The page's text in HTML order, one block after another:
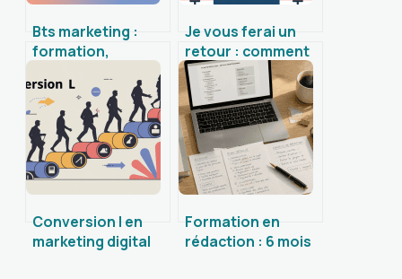
Bts marketing :
formation,
débouchés et
conseils pour
réussir
Je vous ferai un
retour : comment
l’utiliser avec tact
et précision
Conversion l en
marketing digital
Formation en
rédaction : 6 mois